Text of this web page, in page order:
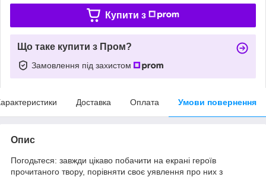
Купити з
Що таке купити з Пром?
Замовлення під захистом
Доставка Оплата Умови повернення
Опис
Погодьтеся: завжди цікаво побачити на екрані героїв
прочитаного твору, порівняти своє уявлення про них з